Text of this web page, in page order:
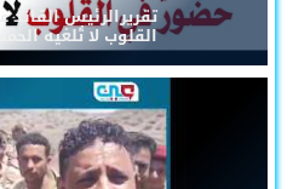
تقريرالرئيس
القلوب لا تُلغيه